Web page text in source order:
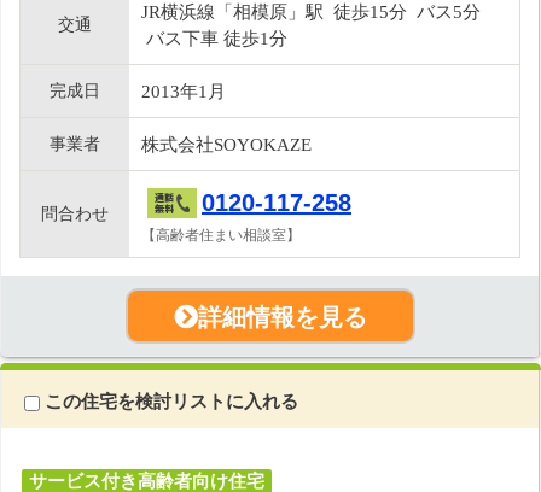
交通
JR横浜線「相模原」駅 徒歩15分 バス5分
バス下車 徒歩1分
完成日 2013年1月
事業者 株式会社SOYOKAZE
問合わせ 0120-117-258
【高齢者住まい相談室】
詳細情報を見る
この住宅を検討リストに入れる
サービス付き高齢者向け住宅